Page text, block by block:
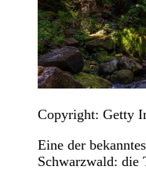
Copyright: Getty
Eine der
Schwarzwald: die